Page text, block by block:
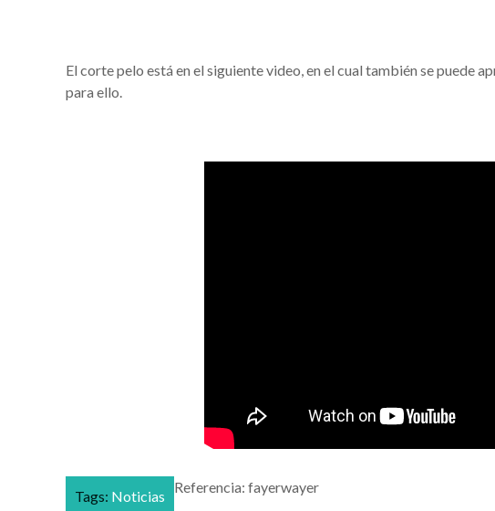
El corte pelo está en el siguiente video, en el cual también se puede
para ello.
Referencia: fayerwayer
Tags: Noticias